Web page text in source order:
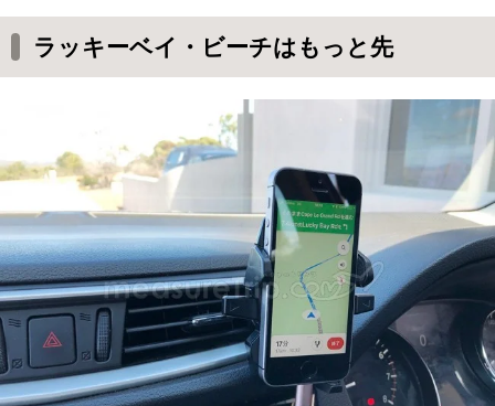
ラッキーベイ・ビーチはもっと先